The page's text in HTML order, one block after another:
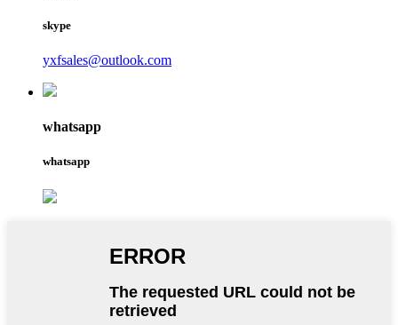
skype
yxfsales@outlook.com
whatsapp
whatsapp